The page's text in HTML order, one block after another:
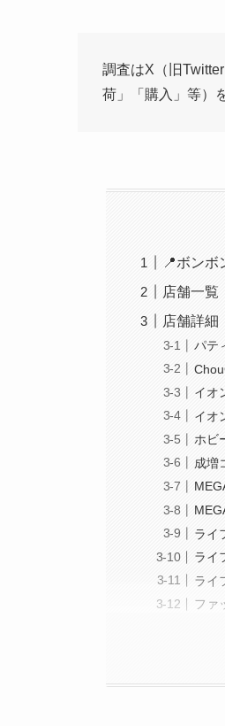
調査はX（旧
荷」「購入」等）
📍ボン
店舗一覧
店舗詳細
パテ
イオ
イオ
ホビ
成増
ライ
ライ
ライ
ファ